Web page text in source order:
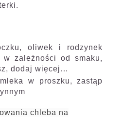
oliwek i rodzynek
zależności od smaku,
dodaj więcej…
w proszku, zastąp
chleba na